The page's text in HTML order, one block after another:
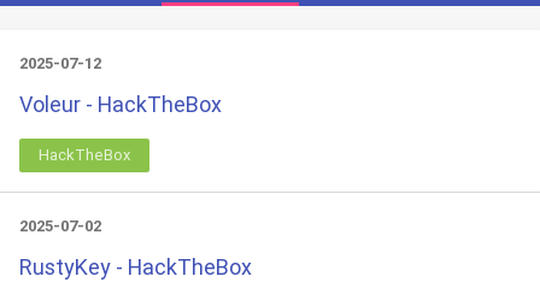
2025-07-12
Voleur - HackTheBox
HackTheBox
2025-07-02
RustyKey - HackTheBox